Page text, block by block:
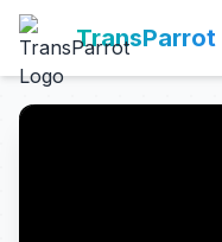
TransParrot